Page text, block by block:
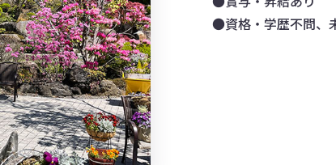
●資格・学歴不問、